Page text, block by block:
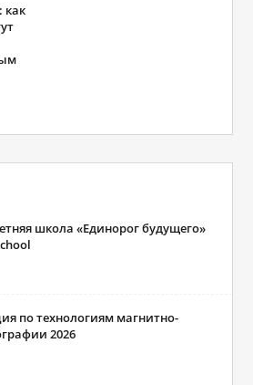
как
школа «Единорог будущего»
по технологиям магнитно-
2026